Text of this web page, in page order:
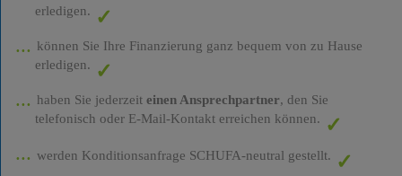
erledigen.
können Sie Ihre Finanzierung ganz bequem von zu Hause
erledigen.
haben Sie jederzeit einen Ansprechpartner, den Sie
telefonisch oder E-Mail-Kontakt erreichen können.
werden Konditionsanfrage SCHUFA-neutral gestellt.